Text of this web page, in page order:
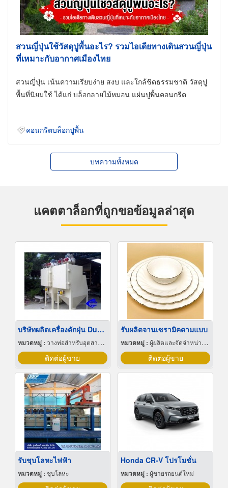
สวนญี่ปุ่นใช้วัสดุปูพื้นอะไร? รวมไอเดียทางเดินสวนญี่ปุ่น
ที่เหมาะกับอากาศเมืองไทย
สวนญี่ปุ่น เน้นความเรียบง่าย สงบ และใกล้ชิดธรรมชาติ วัสดุปู
พื้นที่นิยมใช้ ได้แก่ บล็อกลายไม้หมอน แผ่นปูพื้นคอนกรีต
คอนกรีตบล็อกปูพื้น
บทความทั้งหมด
แคตตาล็อกที่ถูกขอข้อมูลล่าสุด
บริษัทผลิตเครื่องดักฝุ่น Dust Collector
หมวดหมู่ : วางท่อสำหรับอุตสาหกรรมท่อ
ติดต่อผู้ขาย
รับผลิตจานเซรามิคตามแบบ
หมวดหมู่ : ผู้ผลิตและจัดจำหน่ายกระเบื้องเซรามิก
ติดต่อผู้ขาย
รับชุบโลหะไฟฟ้า
หมวดหมู่ : ชุบโลหะ
Honda CR-V โปรโมชั่น
หมวดหมู่ : ผู้ขายรถยนต์ใหม่